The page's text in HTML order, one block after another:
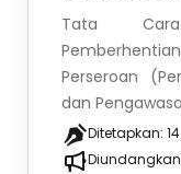
Tata
Perseroan
dan
Ditetapkan: